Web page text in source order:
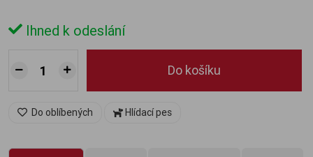
Ihned k odeslání
Do košíku
Do oblíbených Hlídací pes